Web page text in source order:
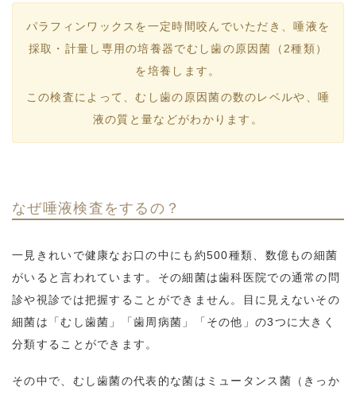
パラフィンワックスを一定時間咬んでいただき、唾液を
採取・計量し専用の培養器でむし歯の原因菌（2種類）
を培養します。
この検査によって、むし歯の原因菌の数のレベルや、唾
液の質と量などがわかります。
なぜ唾液検査をするの？
一見きれいで健康なお口の中にも約500種類、数億もの細菌
がいると言われています。その細菌は歯科医院での通常の問
診や視診では把握することができません。目に見えないその
細菌は「むし歯菌」「歯周病菌」「その他」の3つに大きく
分類することができます。
その中で、むし歯菌の代表的な菌はミュータンス菌（きっか